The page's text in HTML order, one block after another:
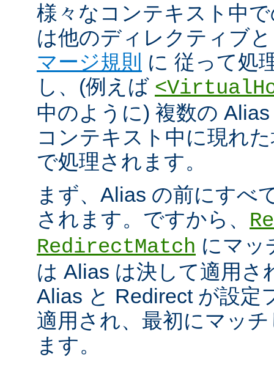
様々なコンテキスト中
は他のディレクティブ
マージ規則 に 従って処
し、(例えば
中のように) 複数の
コンテキスト中に現れ
で処理されます。
まず、Alias の前にすべ
されます。ですから、
RedirectMatch にマッ
は Alias は決して適用さ
Alias と Redirect が設定
適用され、最初にマッ
ます。